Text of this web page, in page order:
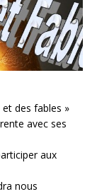
des fables »
avec ses
aux
nous